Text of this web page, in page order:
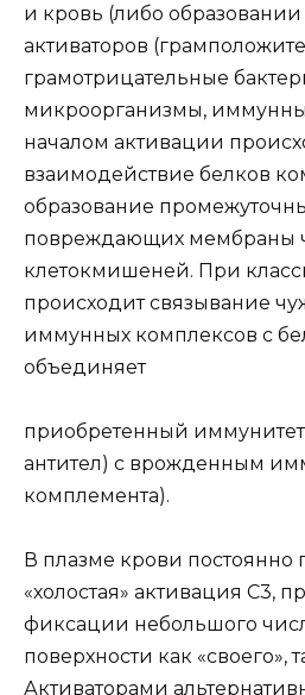
и кровь (либо
активаторов
грамотрицательные
микроорганизмы,
началом активации
взаимодействие белков
образование
повреждающих мембраны
клетокмишеней. При
происходит связывание
иммунных комплексов с
объединяет
приобретенный
антител) с врожденным
комплемента).
В плазме крови постоянно
«холостая» активация С3,
фиксации небольшого
поверхности как «своего»,
Активаторами